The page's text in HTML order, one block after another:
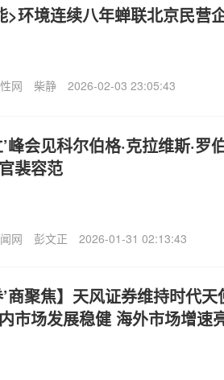
>环境连续八年蝉联北京民营
网 柴静 2026-02-03 23:05:43
’峰会见科尔伯格·克拉维斯·
裴容范
网 彭文正 2026-01-31 02:13:43
’商聚焦】天风证券维持时代
市场发展稳健 海外市场增速